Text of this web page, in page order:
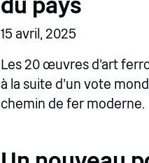
du pays
15 avril, 2025
Les 20 œuvres d'art
à la suite d'un vote
chemin de fer moderne.